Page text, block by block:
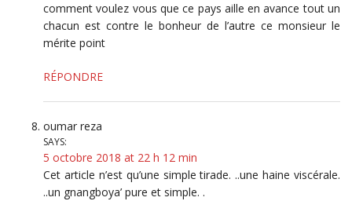
comment voulez vous que ce pays aille en avance tout un
chacun est contre le bonheur de l’autre ce monsieur le
mérite point
RÉPONDRE
oumar reza
SAYS:
5 octobre 2018 at 22 h 12 min
Cet article n’est qu’une simple tirade. ..une haine viscérale.
..un gnangboya’ pure et simple. .